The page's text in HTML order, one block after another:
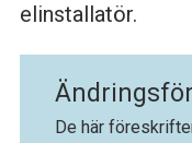
elinstallatör.
De här